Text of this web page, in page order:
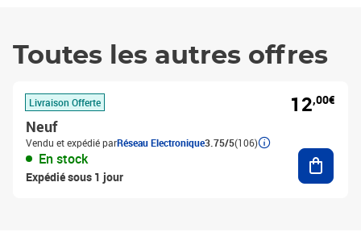
Toutes les autres offres
Livraison Offerte
Neuf
Vendu et expédié parRéseau Electronique3.75/5(106)
En stock
Expédié sous 1 jour
12,00€